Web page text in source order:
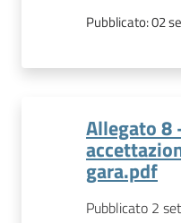
Pubblicato:02
Allegato 8
gara.pdf
Pubblicato 2